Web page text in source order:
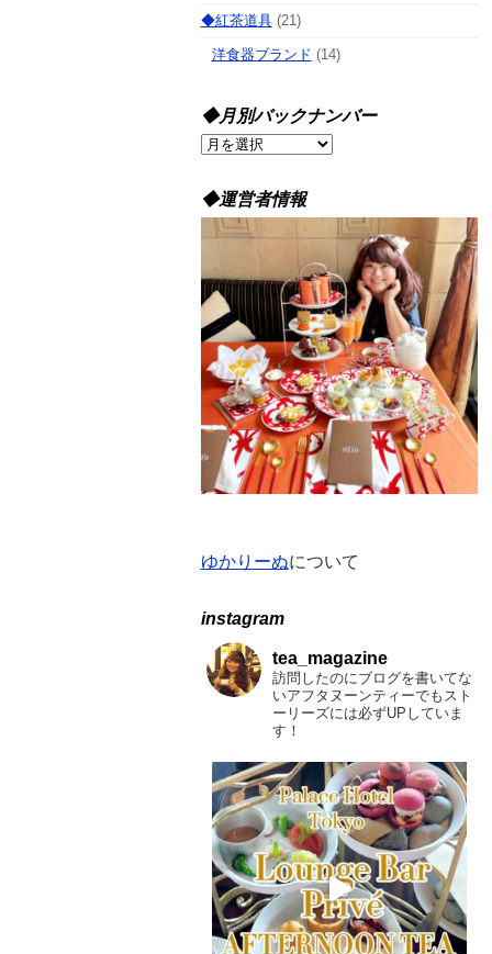
◆紅茶道具(21)
洋食器ブランド (14)
◆月別バックナンバー
◆
別
バ
ッ
ン
バ
ー
◆運営者情報
ゆかりーぬについて
instagram
tea_magazine
訪問したのにブログを書いてな
いアフタヌーンティーでもスト
ーリーズには必ずUPしていま
す！